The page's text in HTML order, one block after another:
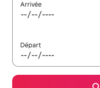
Arrivée
Départ